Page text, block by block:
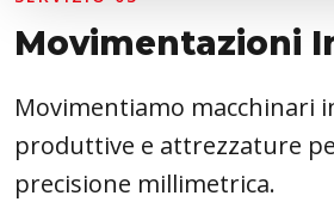
Movimentazioni
Movimentiamo macchinari
produttive e attrezzature
precisione millimetrica.